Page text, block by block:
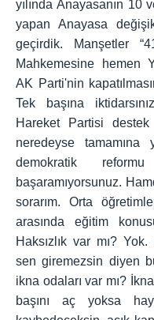
yılında Anayasanın 10
yapan Anayasa
geçirdik. Manşetler
Mahkemesine hemen
AK Parti'nin
Tek başına
Hareket Partisi
neredeyse
demokratik
başaramıyorsunuz.
sorarım. Orta
arasında eğitim
Haksızlık var mı?
sen giremezsin diyen
ikna odaları var mı?
başını aç yoksa